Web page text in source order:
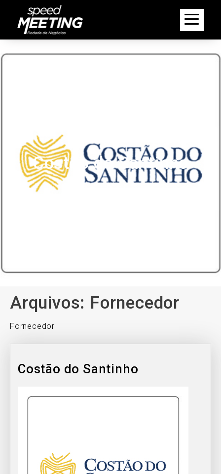
Costão do Santinho
Arquivos: Fornecedor
Fornecedor
Costão do Santinho